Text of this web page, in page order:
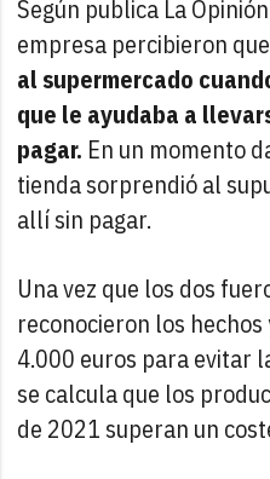
Según publica La
empresa percibieron que
al supermercado
que le ayudaba a
pagar. En un momento
tienda sorprendió al
allí sin pagar.
Una vez que los dos
reconocieron los
4.000 euros para evitar
se calcula que los
de 2021 superan un